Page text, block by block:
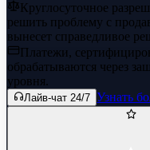
Круглосуточное
решить проблему с
вынесет справедливое
Платежи,
обрабатываются через
уровня.
Лайв-чат 24/7 Узнать